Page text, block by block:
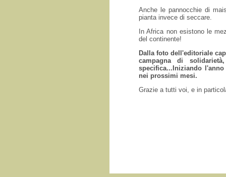
Anche le pannocchie di
pianta invece di seccare.
In Africa non esistono le
del continente!
Dalla foto dell'editoriale
campagna di
specifica...Iniziando
nei prossimi mesi.
Grazie a tutti voi, e in